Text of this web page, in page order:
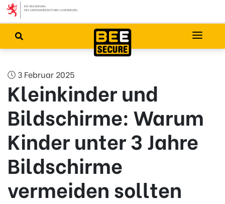
3 Februar 2025
Kleinkinder und
Bildschirme: Warum
Kinder unter 3 Jahre
Bildschirme
vermeiden sollten